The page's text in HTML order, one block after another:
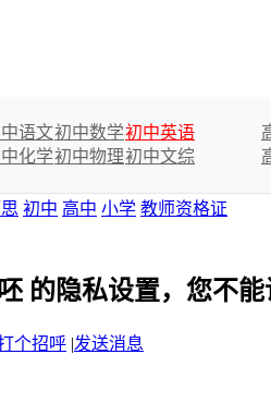
语文初中数学初中英语
化学初中物理初中文综
初中 高中 小学 教师资格证
的隐私设置，您不
个招呼 |发送消息